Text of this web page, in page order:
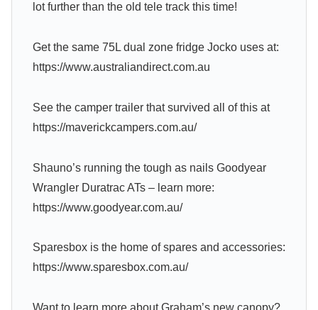
lot further than the old tele track this time!
Get the same 75L dual zone fridge Jocko uses at:
https://www.australiandirect.com.au
See the camper trailer that survived all of this at
https://maverickcampers.com.au/
Shauno’s running the tough as nails Goodyear
Wrangler Duratrac ATs – learn more:
https://www.goodyear.com.au/
Sparesbox is the home of spares and accessories:
https://www.sparesbox.com.au/
Want to learn more about Graham’s new canopy?